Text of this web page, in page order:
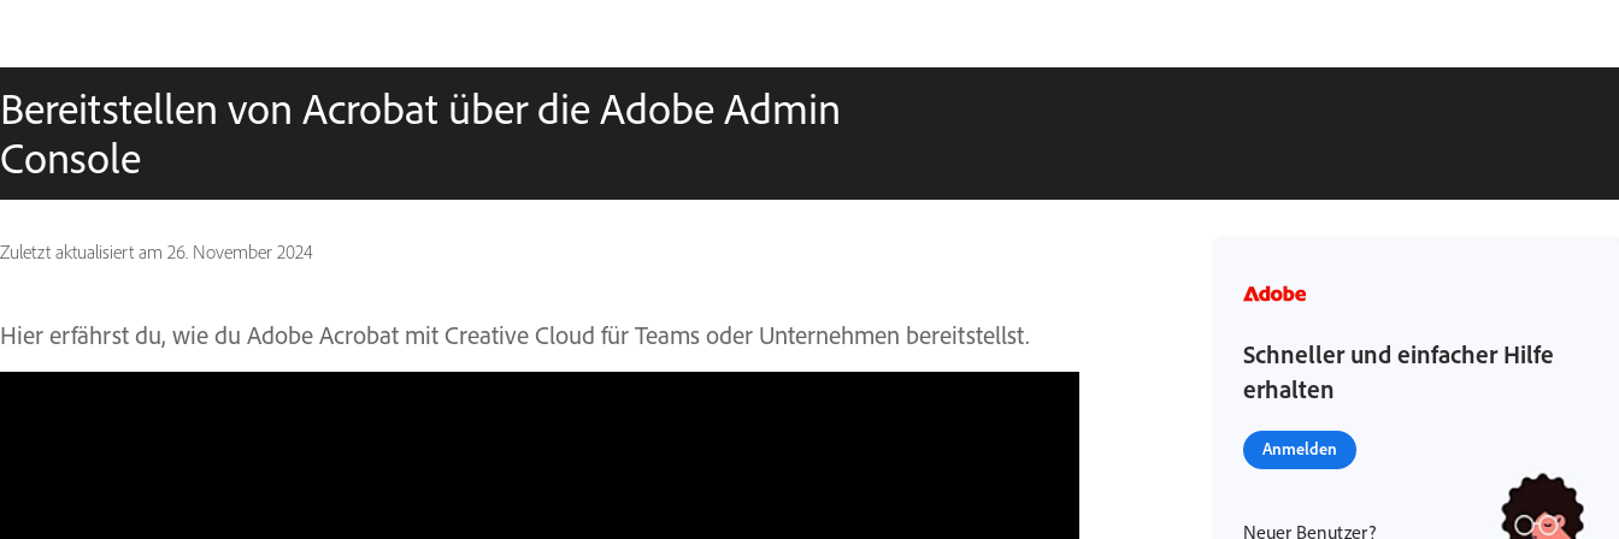
Bereitstellen von Acrobat über die Adobe Admin
Console
Zuletzt aktualisiert am 26. November 2024
Hier erfährst du, wie du Adobe Acrobat mit Creative Cloud für Teams oder Unternehmen bereitstellst.
Schneller und einfacher Hilfe
erhalten
Anmelden
Neuer Benutzer?